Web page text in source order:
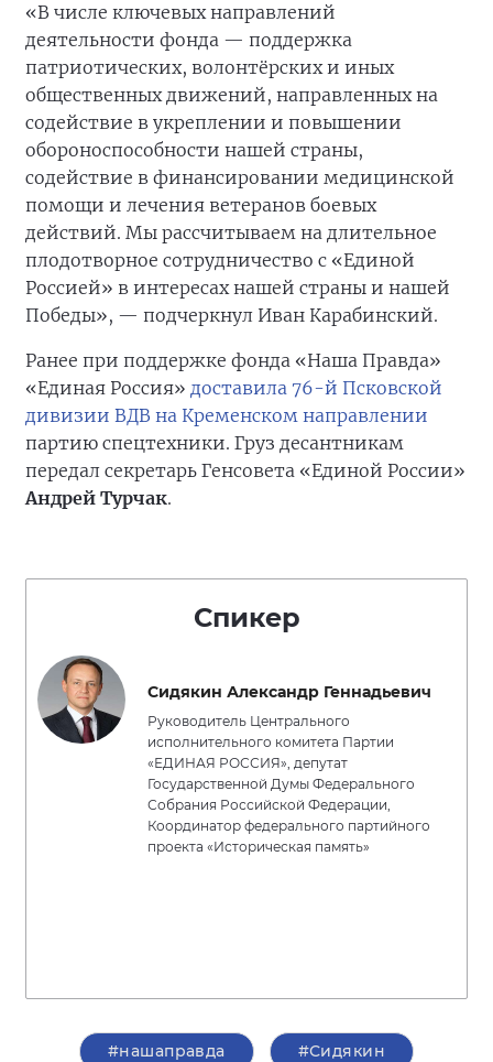
«В числе ключевых направлений
деятельности фонда — поддержка
патриотических, волонтёрских и иных
общественных движений, направленных на
содействие в укреплении и повышении
обороноспособности нашей страны,
содействие в финансировании медицинской
помощи и лечения ветеранов боевых
действий. Мы рассчитываем на длительное
плодотворное сотрудничество с «Единой
Россией» в интересах нашей страны и нашей
Победы», — подчеркнул Иван Карабинский.
Ранее при поддержке фонда «Наша Правда»
«Единая Россия» доставила 76-й Псковской
дивизии ВДВ на Кременском направлении
партию спецтехники. Груз десантникам
передал секретарь Генсовета «Единой России»
Андрей Турчак.
Спикер
Сидякин Александр Геннадьевич
Руководитель Центрального
исполнительного комитета Партии
«ЕДИНАЯ РОССИЯ», депутат
Государственной Думы Федерального
Собрания Российской Федерации,
Координатор федерального партийного
проекта «Историческая память»
#нашаправда #Сидякин